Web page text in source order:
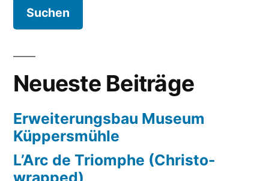
Neueste Beiträge
Erweiterungsbau Museum
Küppersmühle
L’Arc de Triomphe (Christo-